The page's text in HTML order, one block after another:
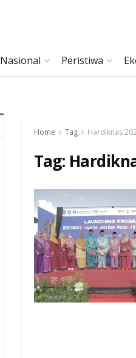
Nasional Peristiwa
Home Tag Hardiknas
Tag: